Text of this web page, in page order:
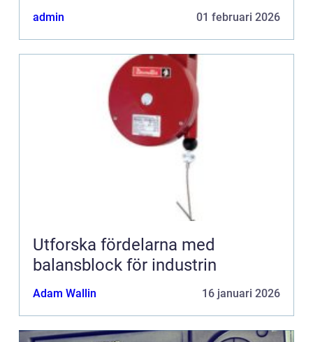
admin 01 februari 2026
Utforska fördelarna med
balansblock för industrin
Adam Wallin 16 januari 2026